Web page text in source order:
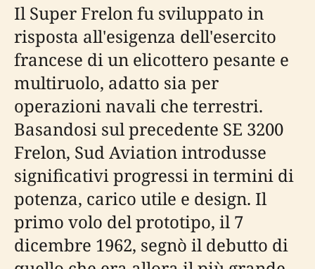
Il Super Frelon fu sviluppato in
risposta all'esigenza dell'esercito
francese di un elicottero pesante e
multiruolo, adatto sia per
operazioni navali che terrestri.
Basandosi sul precedente SE 3200
Frelon, Sud Aviation introdusse
significativi progressi in termini di
potenza, carico utile e design. Il
primo volo del prototipo, il 7
dicembre 1962, segnò il debutto di